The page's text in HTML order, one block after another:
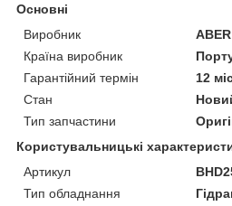
Основні
Виробник
ABER
Країна виробник
Гарантійний термін
12
Стан
Тип запчастини
Користувальницькі
Артикул
Тип обладнання